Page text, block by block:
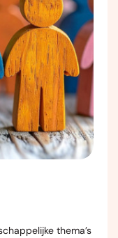
thema’s